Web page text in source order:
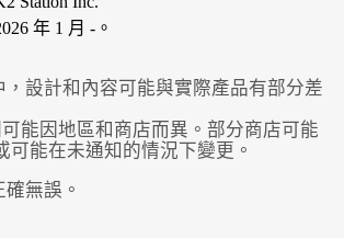
年 1 月 -。
設計和內容可能與實際產品有部分差
能因地區和商店而異。部分商店可能
可能在未通知的情況下變更。
無誤。